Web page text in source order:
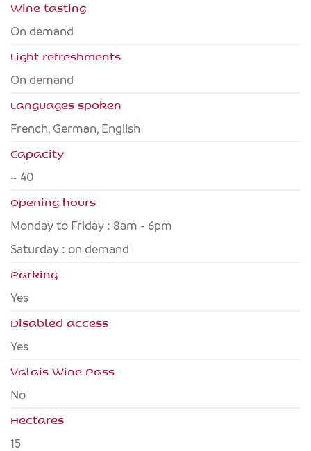
Wine tasting
On demand
Light refreshments
On demand
Languages spoken
French, German, English
Capacity
~ 40
Opening hours
Monday to Friday : 8am - 6pm
Saturday : on demand
Parking
Yes
Disabled access
yes
Valais Wine Pass
no
Hectares
15